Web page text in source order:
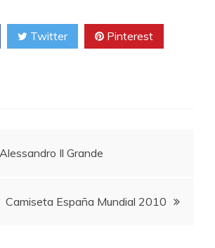
Twitter Pinterest
Il Grande
Camiseta España Mundial 2010